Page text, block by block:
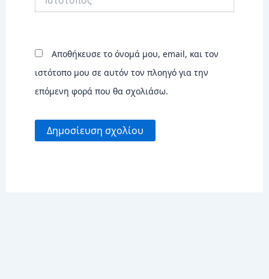
Αποθήκευσε το όνομά μου, email, και τον
ιστότοπο μου σε αυτόν τον πλοηγό για την
επόμενη φορά που θα σχολιάσω.